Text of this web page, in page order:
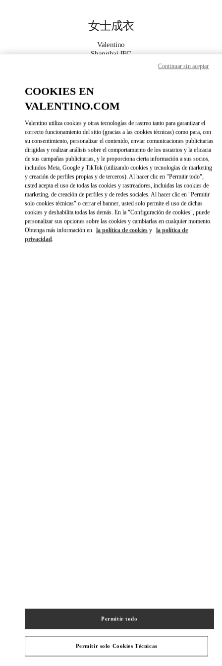
女士成衣
Valentino
Shanghai IFC
更多细节
DIRECCIONESLINK OPENS IN
Link Opens in New Tab
ABIERTO AHORA- CIERRA A LAS 10:00 PM
SHANGHAI IAPM
COOKIES EN
VALENTINO.COM
Valentino utiliza cookies y otras tecnologías de rastreo tanto para garantizar el
correcto funcionamiento del sitio (gracias a las cookies técnicas) como para, con
su consentimiento, personalizar el contenido, enviar comunicaciones publicitarias
dirigidas y realizar análisis sobre el comportamiento de los usuarios y la eficacia
de sus campañas publicitarias, y le proporciona cierta información a sus socios,
incluidos Meta, Google y TikTok (utilizando cookies y tecnologías de marketing
y creación de perfiles propias y de terceros). Al hacer clic en "Permitir todo",
usted acepta el uso de todas las cookies y rastreadores, incluidas las cookies de
marketing, de creación de perfiles y de redes sociales. Al hacer clic en "Permitir
solo cookies técnicas" o cerrar el banner, usted solo permite el uso de dichas
cookies y deshabilita todas las demás. En la "Configuración de cookies", puede
personalizar sus opciones sobre las cookies y cambiarlas en cualquier momento.
Obtenga más información en la política de cookies y la política de
privacidad.
Permitir solo Cookies Técnicas
Permitir todo
Continuar sin aceptar